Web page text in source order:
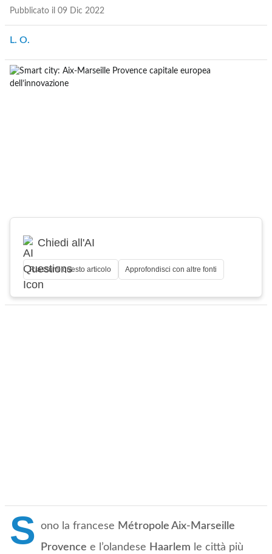
Pubblicato il 09 Dic 2022
L. O.
Chiedi all'AI
Riassumi questo articolo Approfondisci con altre fonti
S ono la francese Métropole Aix-Marseille
Provence e l’olandese Haarlem le città più